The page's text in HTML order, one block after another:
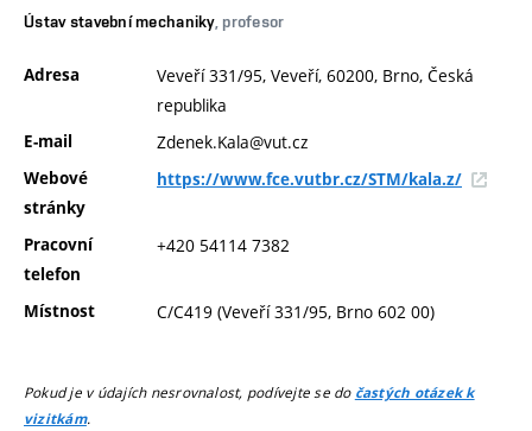
Ústav stavební mechaniky, profesor
Adresa
Veveří 331/95, Veveří, 60200, Brno, Česká
republika
E-mail Zdenek.Kala@vut.cz
Webové
stránky
https://www.fce.vutbr.cz/STM/kala.z/
Pracovní
telefon
+420 54114 7382
Místnost C/C419 (Veveří 331/95, Brno 602 00)
Pokud je v údajích nesrovnalost, podívejte se do častých otázek k
vizitkám.